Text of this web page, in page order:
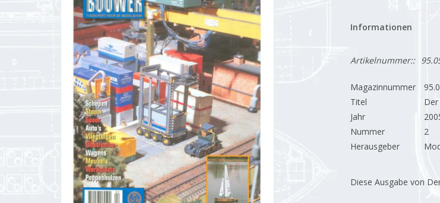
Informationen
Artikelnummer::
Magazinnummer
Titel
Jahr
Nummer
2
Herausgeber
Diese Ausgabe von